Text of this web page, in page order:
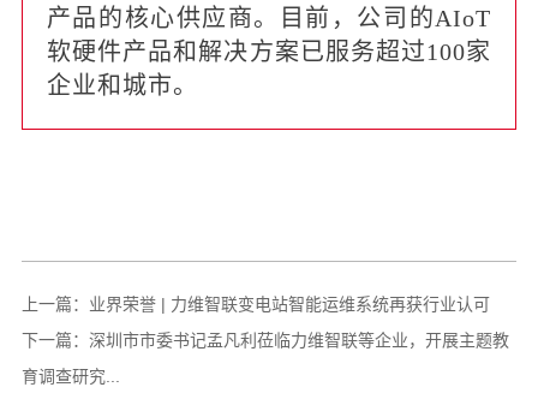
产品的核心供应商。目前，公司的AIoT
软硬件产品和解决⽅案已服务超过100家
企业和城市。
上一篇： 业界荣誉 | 力维智联变电站智能运维系统再获行业认可
下一篇： 深圳市市委书记孟凡利莅临力维智联等企业，开展主题教
育调查研究...